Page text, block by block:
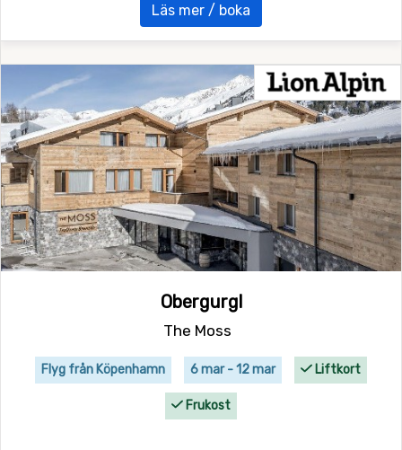
Läs mer / boka
Obergurgl
The Moss
Flyg från Köpenhamn 6 mar - 12 mar Liftkort
Frukost